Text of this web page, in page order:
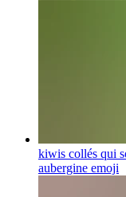
kiwis collés qui
aubergine emoji